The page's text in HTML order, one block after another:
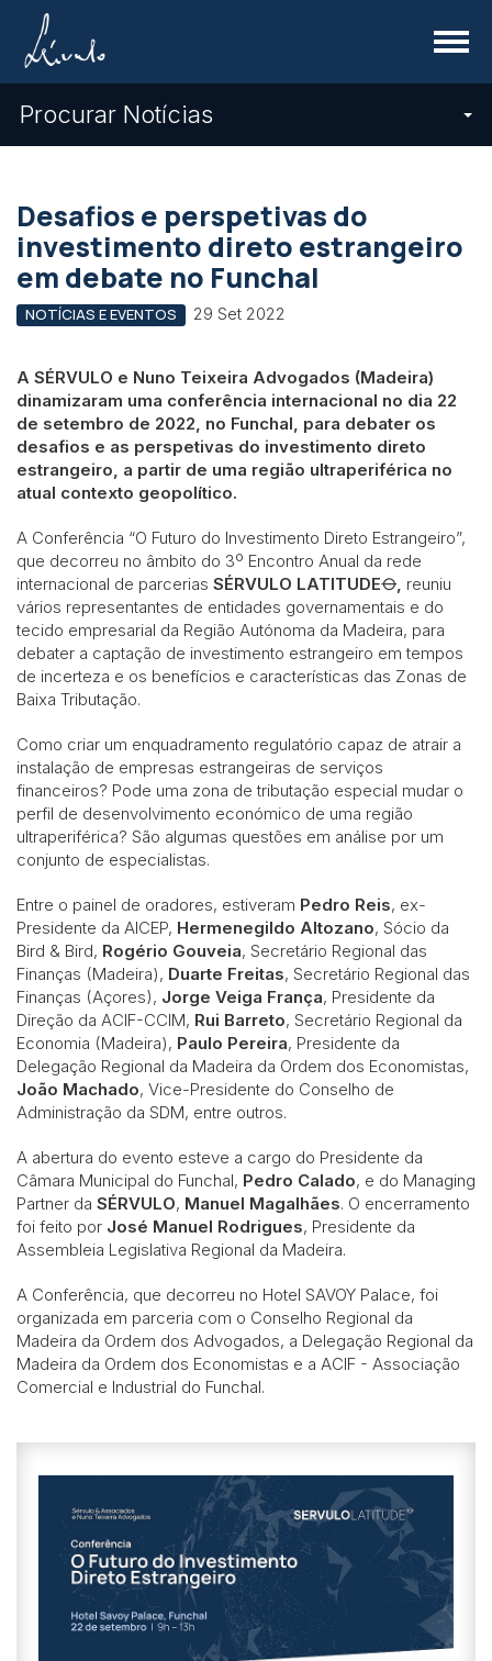
Menu
Procurar Notícias
Desafios e perspetivas do
investimento direto estrangeiro
em debate no Funchal
NOTÍCIAS E EVENTOS 29 Set 2022
A SÉRVULO e Nuno Teixeira Advogados (Madeira)
dinamizaram uma conferência internacional no dia 22
de setembro de 2022, no Funchal, para debater os
desafios e as perspetivas do investimento direto
estrangeiro, a partir de uma região ultraperiférica no
atual contexto geopolítico.
A Conferência “O Futuro do Investimento Direto Estrangeiro”,
que decorreu no âmbito do 3º Encontro Anual da rede
internacional de parcerias SÉRVULO LATITUDE⦵, reuniu
vários representantes de entidades governamentais e do
tecido empresarial da Região Autónoma da Madeira, para
debater a captação de investimento estrangeiro em tempos
de incerteza e os benefícios e características das Zonas de
Baixa Tributação.
Como criar um enquadramento regulatório capaz de atrair a
instalação de empresas estrangeiras de serviços
financeiros? Pode uma zona de tributação especial mudar o
perfil de desenvolvimento económico de uma região
ultraperiférica? São algumas questões em análise por um
conjunto de especialistas.
Entre o painel de oradores, estiveram Pedro Reis, ex-
Presidente da AICEP, Hermenegildo Altozano, Sócio da
Bird & Bird, Rogério Gouveia, Secretário Regional das
Finanças (Madeira), Duarte Freitas, Secretário Regional das
Finanças (Açores), Jorge Veiga França, Presidente da
Direção da ACIF-CCIM, Rui Barreto, Secretário Regional da
Economia (Madeira), Paulo Pereira, Presidente da
Delegação Regional da Madeira da Ordem dos Economistas,
João Machado, Vice-Presidente do Conselho de
Administração da SDM, entre outros.
A abertura do evento esteve a cargo do Presidente da
Câmara Municipal do Funchal, Pedro Calado, e do Managing
Partner da SÉRVULO, Manuel Magalhães. O encerramento
foi feito por José Manuel Rodrigues, Presidente da
Assembleia Legislativa Regional da Madeira.
A Conferência, que decorreu no Hotel SAVOY Palace, foi
organizada em parceria com o Conselho Regional da
Madeira da Ordem dos Advogados, a Delegação Regional da
Madeira da Ordem dos Economistas e a ACIF - Associação
Comercial e Industrial do Funchal.